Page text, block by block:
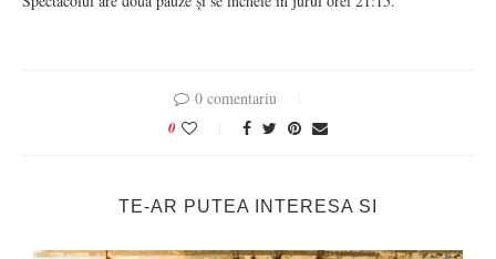
0 comentariu
0
TE-AR PUTEA INTERESA SI